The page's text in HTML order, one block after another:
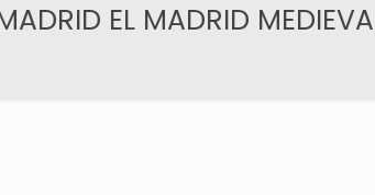
MADRID EL MADRID